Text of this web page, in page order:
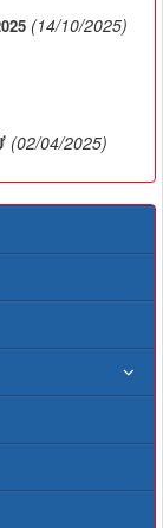
(14/10/2025)
(02/04/2025)